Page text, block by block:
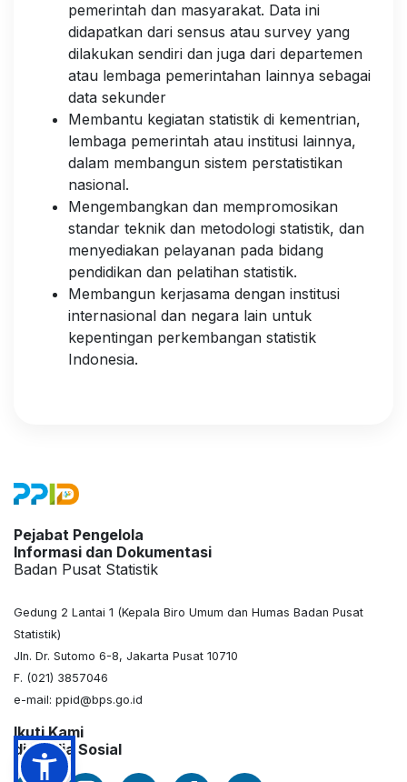
pemerintah dan masyarakat. Data ini
didapatkan dari sensus atau survey yang
dilakukan sendiri dan juga dari departemen
atau lembaga pemerintahan lainnya sebagai
data sekunder
Membantu kegiatan statistik di kementrian,
lembaga pemerintah atau institusi lainnya,
dalam membangun sistem perstatistikan
nasional.
Mengembangkan dan mempromosikan
standar teknik dan metodologi statistik, dan
menyediakan pelayanan pada bidang
pendidikan dan pelatihan statistik.
Membangun kerjasama dengan institusi
internasional dan negara lain untuk
kepentingan perkembangan statistik
Indonesia.
Pejabat Pengelola
Informasi dan Dokumentasi
Badan Pusat Statistik
Gedung 2 Lantai 1 (Kepala Biro Umum dan Humas Badan Pusat
Statistik)
Jln. Dr. Sutomo 6-8, Jakarta Pusat 10710
F. (021) 3857046
e-mail: ppid@bps.go.id
Ikuti Kami
di Media Sosial